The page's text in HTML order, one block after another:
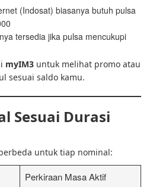
(Indosat) biasanya butuh pulsa
tersedia jika pulsa mencukupi
myIM3untuk melihat promo atau
sesuai saldo kamu.
Sesuai Durasi
untuk tiap nominal:
Perkiraan Masa Aktif